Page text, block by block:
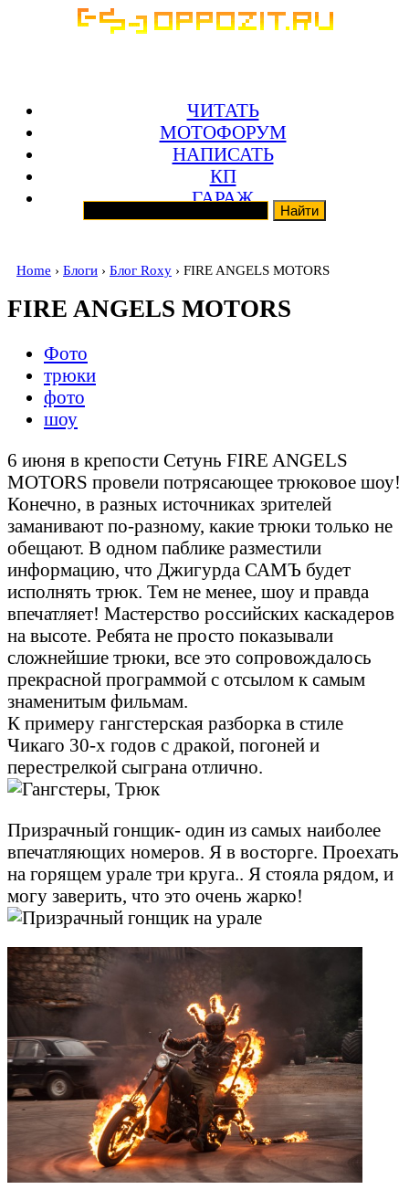
ЧИТАТЬ
МОТОФОРУМ
НАПИСАТЬ
КП
ГАРАЖ
Home › Блоги › Блог Roxy › FIRE ANGELS MOTORS
FIRE ANGELS MOTORS
Фото
трюки
фото
шоу
6 июня в крепости Сетунь FIRE ANGELS
MOTORS провели потрясающее трюковое шоу!
Конечно, в разных источниках зрителей
заманивают по-разному, какие трюки только не
обещают. В одном паблике разместили
информацию, что Джигурда САМЪ будет
исполнять трюк. Тем не менее, шоу и правда
впечатляет! Мастерство российских каскадеров
на высоте. Ребята не просто показывали
сложнейшие трюки, все это сопровождалось
прекрасной программой с отсылом к самым
знаменитым фильмам.
К примеру гангстерская разборка в стиле
Чикаго 30-х годов с дракой, погоней и
перестрелкой сыграна отлично.
Призрачный гонщик- один из самых наиболее
впечатляющих номеров. Я в восторге. Проехать
на горящем урале три круга.. Я стояла рядом, и
могу заверить, что это очень жарко!